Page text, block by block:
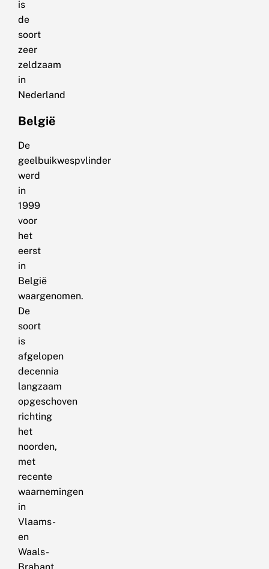
is
de
soort
zeer
zeldzaam
in
Nederland
België
De
geelbuikwespvlinder
werd
in
1999
voor
het
eerst
in
België
waargenomen.
De
soort
is
afgelopen
decennia
langzaam
opgeschoven
richting
het
noorden,
met
recente
waarnemingen
in
Vlaams-
en
Waals-